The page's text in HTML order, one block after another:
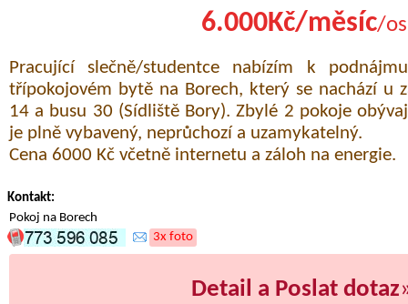
6.000Kč/měsíc/
Pracující slečně/studentce nabízím k
třípokojovém bytě na Borech, který se nachází u
14 a busu 30 (Sídliště Bory). Zbylé 2 pokoje
je plně vybavený, neprůchozí a uzamykatelný.
Cena 6000 Kč včetně internetu a záloh na energie.
Kontakt:
Pokoj na Borech
3x foto
Detail a Poslat dotaz